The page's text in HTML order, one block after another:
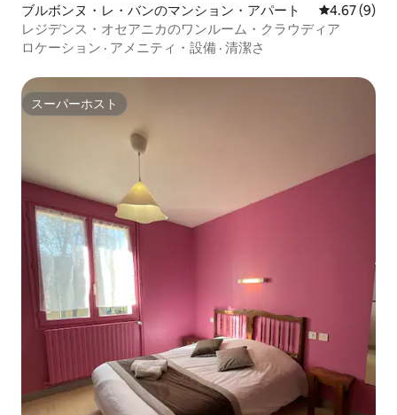
ブルボンヌ・レ・バンのマンション・アパート レビュー9
4.67 (9)
レジデンス・オセアニカのワンルーム・クラウディア
ロケーション · アメニティ・設備 · 清潔さ
スーパーホスト
スーパーホスト